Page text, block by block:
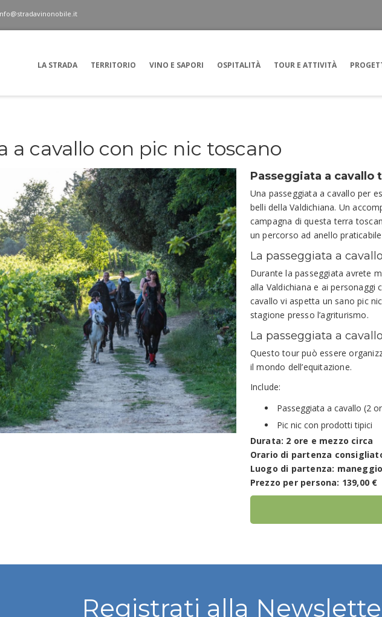
LA STRADA TERRITORIO VINO E SAPORI OSPITALITÀ TOUR E ATTIVITÀ
a cavallo con pic nic toscano
Passeggiata a cavallo
Una passeggiata a cavallo per
belli della Valdichiana. Un
campagna di questa terra
un percorso ad anello
La passeggiata a
Durante la passeggiata avrete
alla Valdichiana e ai personaggi
cavallo vi aspetta un sano pic
stagione presso l’agriturismo.
La passeggiata a
Questo tour può essere
il mondo dell’equitazione.
Include:
Passeggiata a cavallo (2
Pic nic con prodotti tipici
Durata: 2 ore e mezzo circa
Orario di partenza
Luogo di partenza:
Prezzo per persona: 139,00 €
Registrati alla